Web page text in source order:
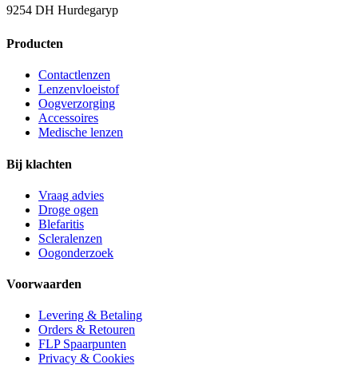
9254 DH Hurdegaryp
Producten
Contactlenzen
Lenzenvloeistof
Oogverzorging
Accessoires
Medische lenzen
Bij klachten
Vraag advies
Droge ogen
Blefaritis
Scleralenzen
Oogonderzoek
Voorwaarden
Levering & Betaling
Orders & Retouren
FLP Spaarpunten
Privacy & Cookies